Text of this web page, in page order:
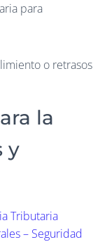
para
o retrasos
la
y
Tributaria
– Seguridad